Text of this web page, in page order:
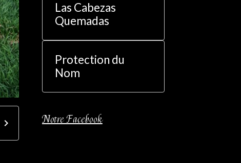
Las Cabezas
Quemadas
Protection du
Nom
Notre Facebook